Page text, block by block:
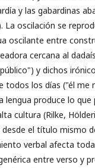
y las gabardinas
La oscilación se
oscilante entre
cercana al
y dichos
todos los días ("él me
lengua produce lo que
cultura (Rilke,
el título mismo
verbal afecta
entre verso y